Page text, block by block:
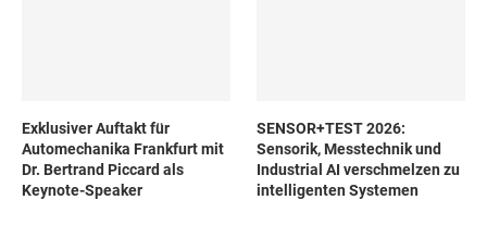
Exklusiver Auftakt für
Automechanika Frankfurt mit
Dr. Bertrand Piccard als
Keynote-Speaker
SENSOR+TEST 2026:
Sensorik, Messtechnik und
Industrial AI verschmelzen zu
intelligenten Systemen